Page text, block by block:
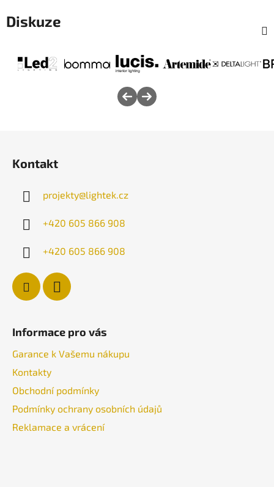
Diskuze
Kontakt
projekty@lightek.cz
+420 605 866 908
+420 605 866 908
Informace pro vás
Garance k Vašemu nákupu
Kontakty
Obchodní podmínky
Podmínky ochrany osobních údajů
Reklamace a vrácení